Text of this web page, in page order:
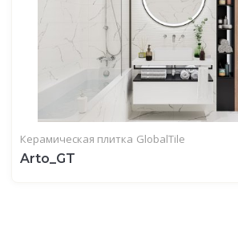
Керамическая плитка GlobalTile
Arto_GT